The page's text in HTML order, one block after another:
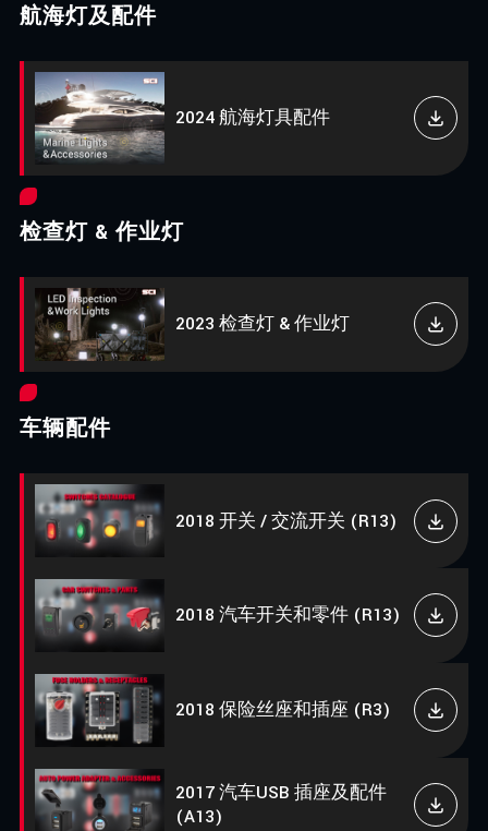
航海灯及配件
2024 航海灯具配件
检查灯 & 作业灯
2023 检查灯 & 作业灯
车辆配件
2018 开关 / 交流开关 (R13)
2018 汽车开关和零件 (R13)
2018 保险丝座和插座 (R3)
2017 汽车USB 插座及配件
(A13)